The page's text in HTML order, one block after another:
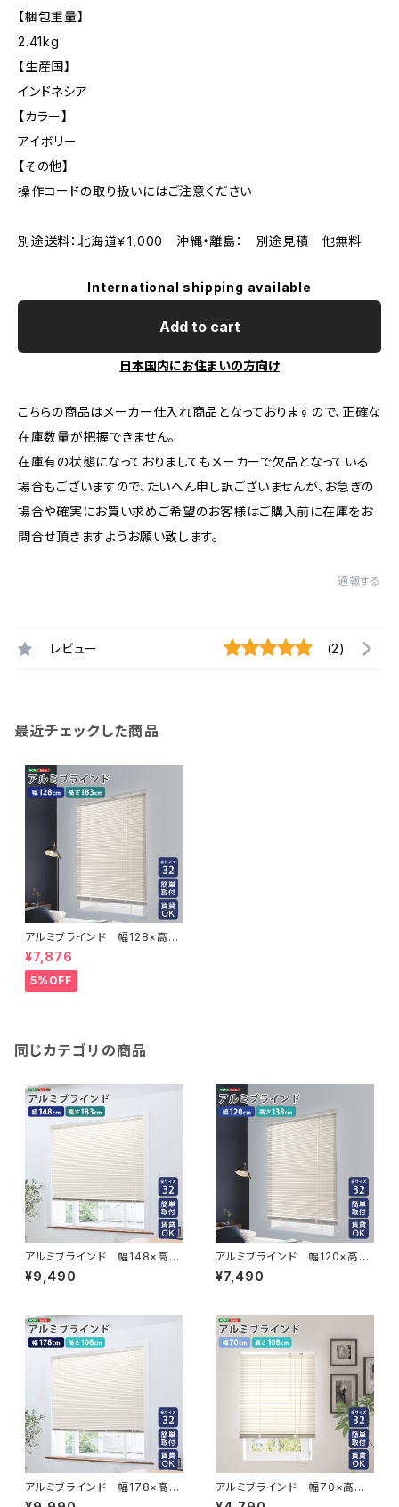
【梱包重量】
2.41kg
【生産国】
インドネシア
【カラー】
アイボリー
【その他】
操作コードの取り扱いにはご注意ください
別途送料：北海道￥1,000 沖縄・離島： 別途見積 他無料
International shipping available
Add to cart
日本国内にお住まいの方向け
こちらの商品はメーカー仕入れ商品となっておりますので、正確な
在庫数量が把握できません。
在庫有の状態になっておりましてもメーカーで欠品となっている
場合もございますので、たいへん申し訳ございませんが、お急ぎの
場合や確実にお買い求めご希望のお客様はご購入前に在庫をお
問合せ頂きますようお願い致します。
通報する
レビュー (2)
最近チェックした商品
アルミブラインド 幅128×高さ
183cm SH-29-TAB128-18
3
¥7,876
5%OFF
同じカテゴリの商品
アルミブラインド 幅148×高さ
183cm SH-29-TAB148-18
3
¥9,490
アルミブラインド 幅120×高さ
138cm SH-29-TAB120-13
8
¥7,490
アルミブラインド 幅178×高さ
108cm SH-29-TAB178-10
アルミブラインド 幅70×高さ1
08cm SH-29-TAB70-108